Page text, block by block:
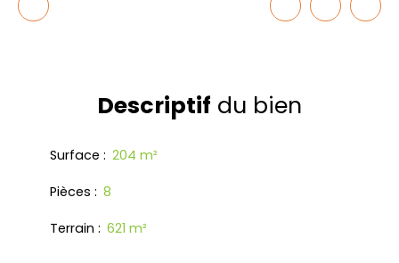
Descriptif du bien
Surface : 204 m²
Pièces : 8
Terrain : 621 m²